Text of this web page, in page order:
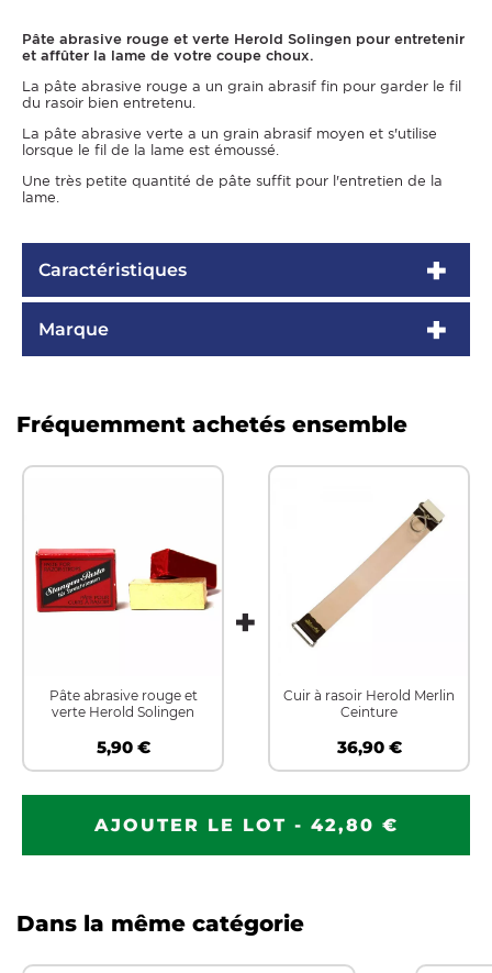
Pâte abrasive rouge et verte Herold Solingen pour entretenir
et affûter la lame de votre coupe choux.
La pâte abrasive rouge a un grain abrasif fin pour garder le fil
du rasoir bien entretenu.
La pâte abrasive verte a un grain abrasif moyen et s'utilise
lorsque le fil de la lame est émoussé.
Une très petite quantité de pâte suffit pour l'entretien de la
lame.
Caractéristiques
Marque
Fréquemment achetés ensemble
Pâte abrasive rouge et
verte Herold Solingen
5,90 €
Cuir à rasoir Herold Merlin
Ceinture
36,90 €
AJOUTER LE LOT - 42,80 €
Dans la même catégorie